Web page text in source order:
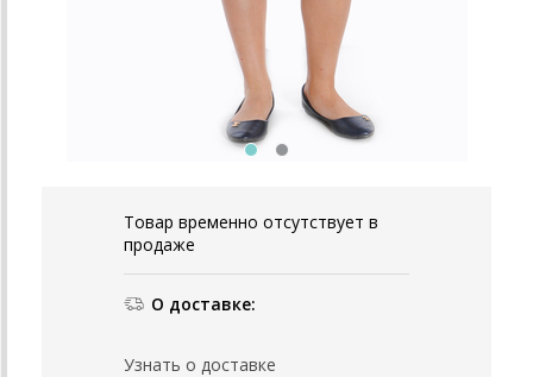
Товар временно отсутствует в
продаже
О доставке:
Узнать о доставке